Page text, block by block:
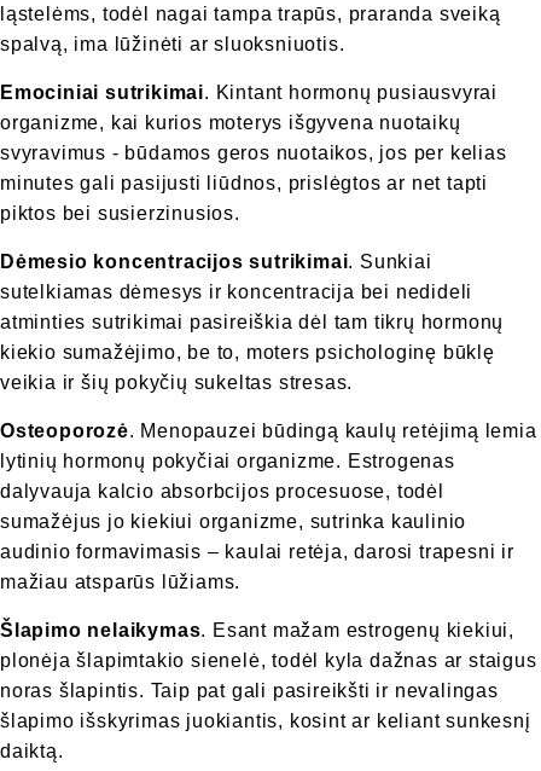
ląstelėms, todėl nagai tampa trapūs, praranda sveiką
spalvą, ima lūžinėti ar sluoksniuotis.
Emociniai sutrikimai. Kintant hormonų pusiausvyrai
organizme, kai kurios moterys išgyvena nuotaikų
svyravimus - būdamos geros nuotaikos, jos per kelias
minutes gali pasijusti liūdnos, prislėgtos ar net tapti
piktos bei susierzinusios.
Dėmesio koncentracijos sutrikimai. Sunkiai
sutelkiamas dėmesys ir koncentracija bei nedideli
atminties sutrikimai pasireiškia dėl tam tikrų hormonų
kiekio sumažėjimo, be to, moters psichologinę būklę
veikia ir šių pokyčių sukeltas stresas.
Osteoporozė. Menopauzei būdingą kaulų retėjimą lemia
lytinių hormonų pokyčiai organizme. Estrogenas
dalyvauja kalcio absorbcijos procesuose, todėl
sumažėjus jo kiekiui organizme, sutrinka kaulinio
audinio formavimasis – kaulai retėja, darosi trapesni ir
mažiau atsparūs lūžiams.
Šlapimo nelaikymas. Esant mažam estrogenų kiekiui,
plonėja šlapimtakio sienelė, todėl kyla dažnas ar staigus
noras šlapintis. Taip pat gali pasireikšti ir nevalingas
šlapimo išskyrimas juokiantis, kosint ar keliant sunkesnį
daiktą.